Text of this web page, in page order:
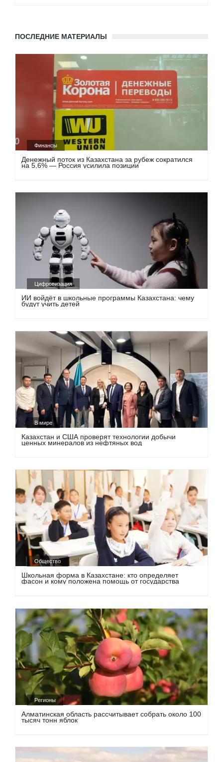
ПОСЛЕДНИЕ МАТЕРИАЛЫ
Финансы
Денежный поток из Казахстана за рубеж сократился
на 5,6% — Россия усилила позиции
Цифровизация
ИИ войдёт в школьные программы Казахстана: чему
будут учить детей
В мире
Казахстан и США проверят технологии добычи
ценных минералов из нефтяных вод
Общество
Школьная форма в Казахстане: кто определяет
фасон и кому положена помощь от государства
Регионы
Алматинская область рассчитывает собрать около 100
тысяч тонн яблок